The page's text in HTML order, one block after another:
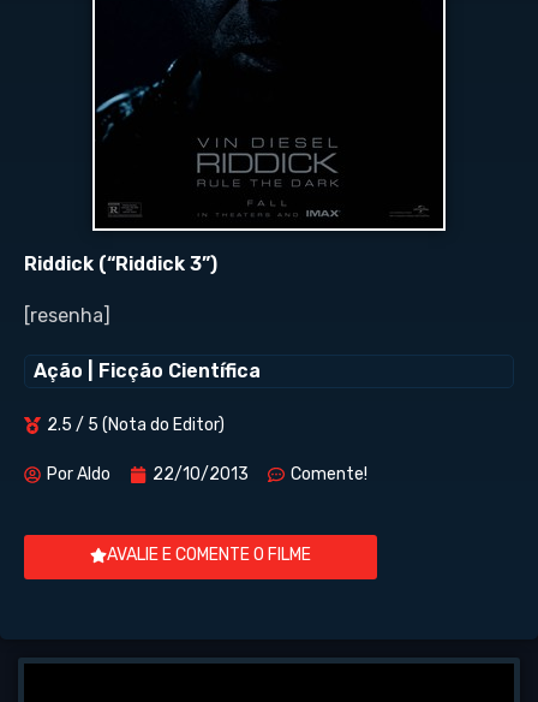
Riddick (“Riddick 3”)
[resenha]
Ação Ficção Científica
2.5 / 5 (Nota do Editor)
PorAldo 22/10/2013 Comente!
AVALIE E COMENTE O FILME